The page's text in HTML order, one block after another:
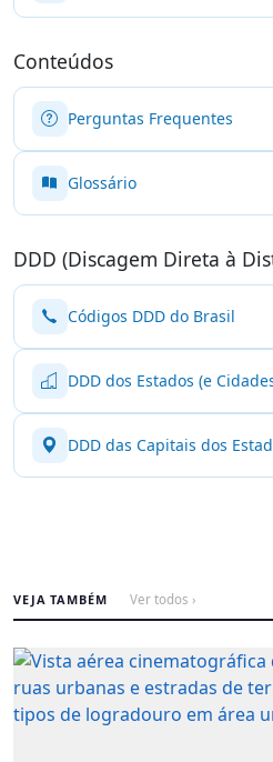
Conteúdos
Perguntas Frequentes
Glossário
DDD (Discagem Direta à
Códigos DDD do Brasil
DDD dos Estados (e
DDD das Capitais dos
VEJA TAMBÉM Ver todos ›